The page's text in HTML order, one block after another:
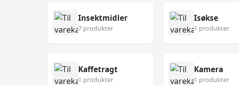
Insektmidler
7 produkter
Isøkse
1 produkter
Kaffetragt
1 produkter
Kamera
1 produkter